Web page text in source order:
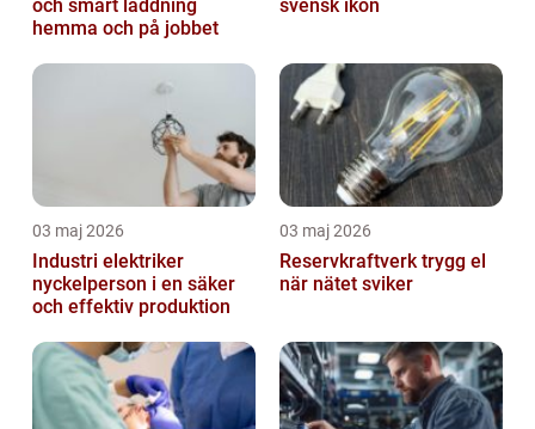
och smart laddning
hemma och på jobbet
svensk ikon
03 maj 2026
Industri elektriker
nyckelperson i en säker
och effektiv produktion
03 maj 2026
Reservkraftverk trygg el
när nätet sviker